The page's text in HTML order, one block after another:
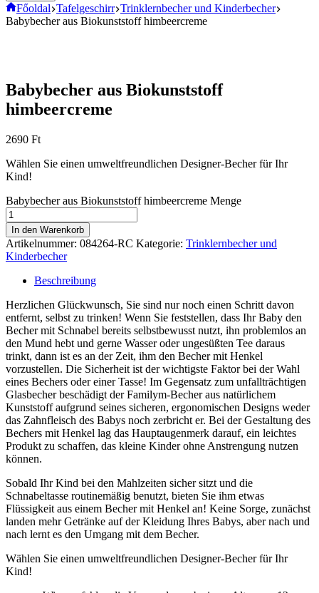
Főoldal Tafelgeschirr Trinklernbecher und Kinderbecher
Babybecher aus Biokunststoff himbeercreme
Babybecher aus Biokunststoff
himbeercreme
2690 Ft
Wählen Sie einen umweltfreundlichen Designer-Becher für Ihr
Kind!
Babybecher aus Biokunststoff himbeercreme Menge
In den Warenkorb
Artikelnummer: 084264-RC Kategorie: Trinklernbecher und
Kinderbecher
Beschreibung
Herzlichen Glückwunsch, Sie sind nur noch einen Schritt davon
entfernt, selbst zu trinken! Wenn Sie feststellen, dass Ihr Baby den
Becher mit Schnabel bereits selbstbewusst nutzt, ihn problemlos an
den Mund hebt und gerne Wasser oder ungesüßten Tee daraus
trinkt, dann ist es an der Zeit, ihm den Becher mit Henkel
vorzustellen. Die Sicherheit ist der wichtigste Faktor bei der Wahl
eines Bechers oder einer Tasse! Im Gegensatz zum unfallträchtigen
Glasbecher beschädigt der Familym-Becher aus natürlichem
Kunststoff aufgrund seines sicheren, ergonomischen Designs weder
das Zahnfleisch des Babys noch zerbricht er. Bei der Gestaltung des
Bechers mit Henkel lag das Hauptaugenmerk darauf, ein leichtes
Produkt zu schaffen, das kleine Kinder ohne Anstrengung nutzen
können.
Sobald Ihr Kind bei den Mahlzeiten sicher sitzt und die
Schnabeltasse routinemäßig benutzt, bieten Sie ihm etwas
Flüssigkeit aus einem Becher mit Henkel an! Keine Sorge, zunächst
landen mehr Getränke auf der Kleidung Ihres Babys, aber nach und
nach lernt es den Umgang mit dem Becher.
Wählen Sie einen umweltfreundlichen Designer-Becher für Ihr
Kind!